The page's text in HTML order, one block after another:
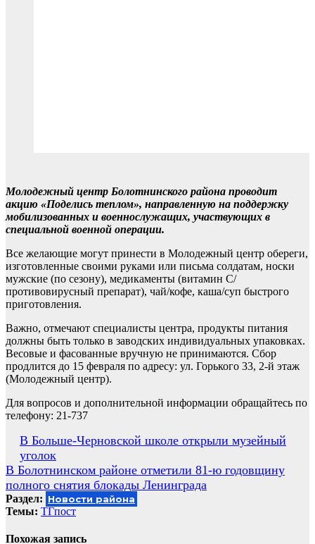
Молодежный центр Болотнинского района проводит
акцию «Поделись теплом», направленную на поддержку
мобилизованных и военнослужащих, участвующих в
специальной военной операции.
Все желающие могут принести в Молодежный центр обереги,
изготовленные своими руками или письма солдатам, носки
мужские (по сезону), медикаменты (витамин С/
противовирусный препарат), чай/кофе, каша/суп быстрого
приготовления.
Важно, отмечают специалисты центра, продукты питания
должны быть только в заводских индивидуальных упаковках.
Весовые и фасованные вручную не принимаются. Сбор
продлится до 15 февраля по адресу: ул. Горького 33, 2-й этаж
(Молодежный центр).
Для вопросов и дополнительной информации обращайтесь по
телефону: 21-737
Навигация
по
записям
В Больше-Черновской школе открыли музейный
уголок
В Болотнинском районе отметили 81-ю годовщину
полного снятия блокады Ленинграда
Раздел: Новости района
Темы: ТГпост
Похожая запись